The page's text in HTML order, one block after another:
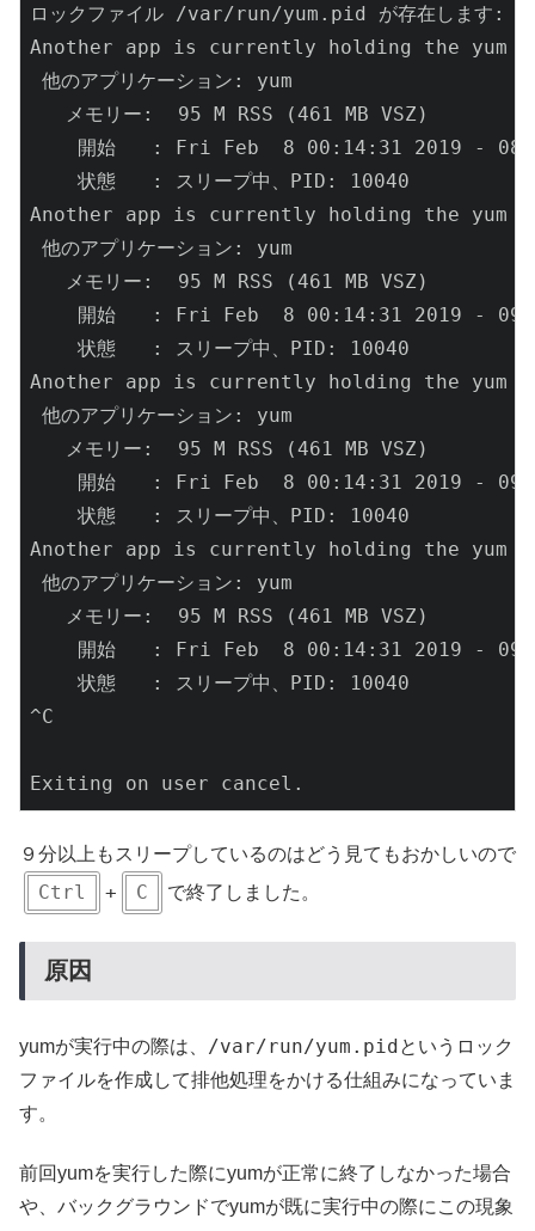
ロックファイル /var/run/yum.pid が存在します:
Another app is currently holding the
他のアプリケーション: yum
   メモリー:  95 M RSS (461 MB VSZ)
開始   : Fri Feb  8 00:14:31 2019 -
    状態   : スリープ中、PID: 10040
Another app is currently holding the
他のアプリケーション: yum
   メモリー:  95 M RSS (461 MB VSZ)
開始   : Fri Feb  8 00:14:31 2019 -
    状態   : スリープ中、PID: 10040
Another app is currently holding the
他のアプリケーション: yum
   メモリー:  95 M RSS (461 MB VSZ)
開始   : Fri Feb  8 00:14:31 2019 -
    状態   : スリープ中、PID: 10040
Another app is currently holding the
他のアプリケーション: yum
   メモリー:  95 M RSS (461 MB VSZ)
開始   : Fri Feb  8 00:14:31 2019 -
    状態   : スリープ中、PID: 10040
^C
Exiting on user cancel.
９分以上もスリープしているのはどう見てもおかしいので
Ctrl + C で終了しました。
原因
yumが実行中の際は、 /var/run/yum.pidというロック
ファイルを作成して排他処理をかける仕組みになっていま
す。
前回yumを実行した際にyumが正常に終了しなかった場合
や、バックグラウンドでyumが既に実行中の際にこの現象